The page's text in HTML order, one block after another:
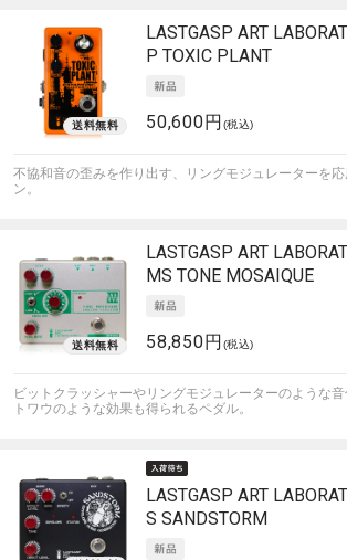
LASTGASP ART
P TOXIC PLANT
50,600円 (税込)
不協和音の歪みを作り出す、リングモジュレーターを
ン。
LASTGASP ART
MS TONE MOSAIQUE
58,850円 (税込)
ビットクラッシャーやリングモジュレーターのような
トワウのような効果も得られるペダル。
LASTGASP ART
S SANDSTORM